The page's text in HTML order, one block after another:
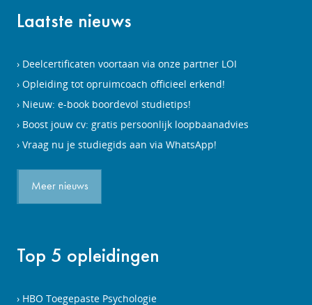
Laatste nieuws
Deelcertificaten voortaan via onze partner LOI
Opleiding tot opruimcoach officieel erkend!
Nieuw: e-book boordevol studietips!
Boost jouw cv: gratis persoonlijk loopbaanadvies
Vraag nu je studiegids aan via WhatsApp!
Meer nieuws
Top 5 opleidingen
HBO Toegepaste Psychologie